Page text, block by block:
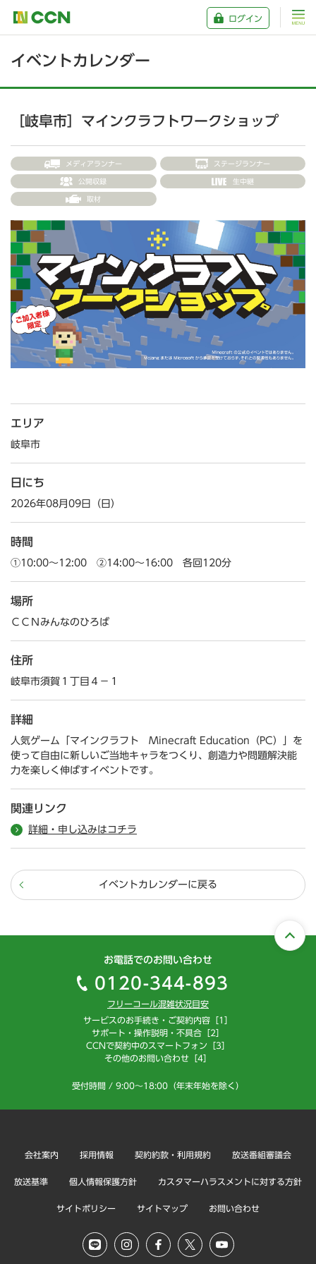
ログイン
イベントカレンダー
［岐阜市］マインクラフトワークショップ
メディアランナー ステージランナー
公開収録 生中継
取材
エリア
岐阜市
日にち
2026年08月09日（日）
時間
①10:00～12:00 ②14:00～16:00 各回120分
場所
ＣＣＮみんなのひろば
住所
岐阜市須賀１丁目４－１
詳細
人気ゲーム「マインクラフト Minecraft Education（PC）」を
使って自由に新しいご当地キャラをつくり、創造力や問題解決能
力を楽しく伸ばすイベントです。
関連リンク
詳細・申し込みはコチラ
イベントカレンダーに戻る
お電話でのお問い合わせ
0120-344-893
フリーコール混雑状況目安
サービスのお手続き・ご契約内容［1］
サポート・操作説明・不具合［2］
CCNで契約中のスマートフォン［3］
その他のお問い合わせ［4］
受付時間 / 9:00～18:00（年末年始を除く）
会社案内 採用情報 契約約款・利用規約 放送番組審議会
放送基準 個人情報保護方針 カスタマーハラスメントに対する方針
サイトポリシー サイトマップ お問い合わせ